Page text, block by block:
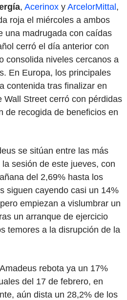
, Acerinox y ArcelorMittal,
roja el miércoles a ambos
una madrugada con caídas
cerró el día anterior con
consolida niveles cercanos a
En Europa, los principales
contenida tras finalizar en
Wall Street cerró con pérdidas
de recogida de beneficios en
se sitúan entre las más
sesión de este jueves, con
del 2,69% hasta los
siguen cayendo casi un 14%
empiezan a vislumbrar un
un arranque de ejercicio
temores a la disrupción de la
rebota ya un 17%
del 17 de febrero, en
aún dista un 28,2% de los